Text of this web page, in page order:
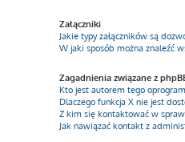
Załączniki
Jakie typy załączników są
W jaki sposób można znaleźć
Zagadnienia związane z
Kto jest autorem tego
Dlaczego funkcja X nie jest
Z kim się kontaktować w
Jak nawiązać kontakt z